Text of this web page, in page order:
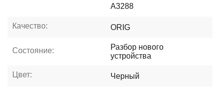
A3288
Качество: ORIG
Состояние:
Разбор нового
устройства
Цвет: Черный